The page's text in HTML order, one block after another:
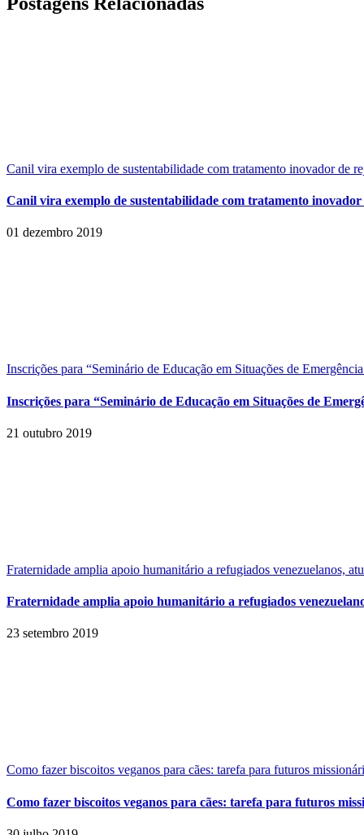
Canil vira exemplo de sustentabilidade com tratamento inovador de
Canil vira exemplo de sustentabilidade com tratamento inovador
01 dezembro 2019
Inscrições para “Seminário de Educação em Situações de
Inscrições para “Seminário de Educação em Situações de
21 outubro 2019
Fraternidade amplia apoio humanitário a refugiados venezuelanos,
Fraternidade amplia apoio humanitário a refugiados
23 setembro 2019
Como fazer biscoitos veganos para cães: tarefa para futuros
Como fazer biscoitos veganos para cães: tarefa para futuros